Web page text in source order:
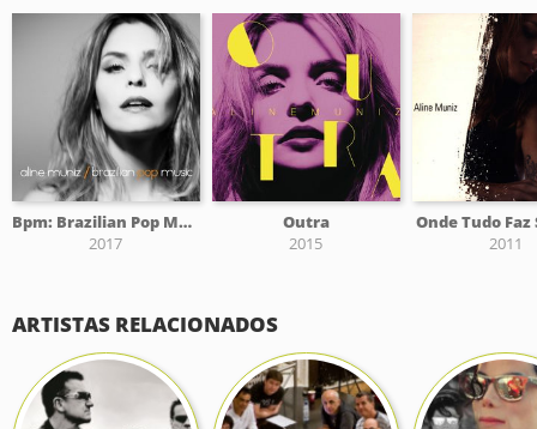
Bpm: Brazilian Pop Music
2017
Outra
2015
Onde Tudo
2011
ARTISTAS RELACIONADOS